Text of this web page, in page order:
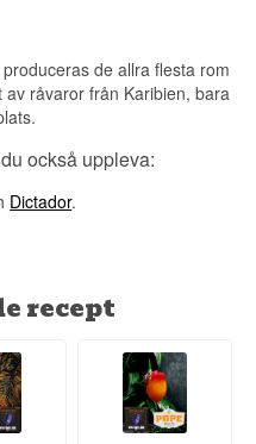
de allra flesta rom
råvaror från Karibien, bara
också uppleva:
Dictador.
recept